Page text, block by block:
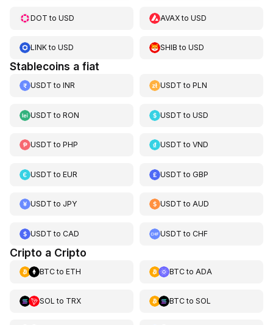
DOT to USD AVAXtoUSD
LINKto USD SHIB toUSD
Stablecoins a fiat
USDT to INR USDT toPLN
USDT to RON USDT toUSD
USDT to PHP USDT toVND
USDT to EUR USDT toGBP
USDT to JPY USDT toAUD
USDT to CAD USDT toCHF
Cripto a Cripto
BTCto ETH BTCto ADA
SOL to TRX BTCto SOL